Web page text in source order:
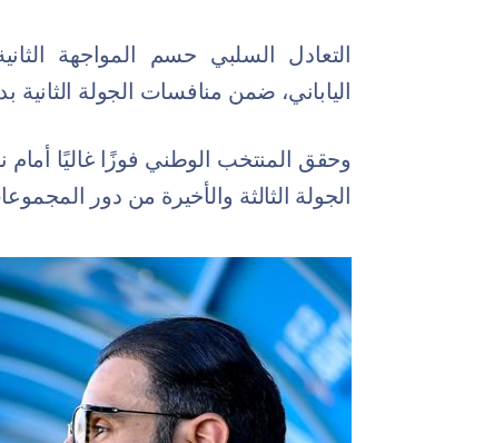
التعادل السلبي حسم المواجهة
الياباني، ضمن منافسات الجولة
الجولة الثالثة والأخيرة من دور